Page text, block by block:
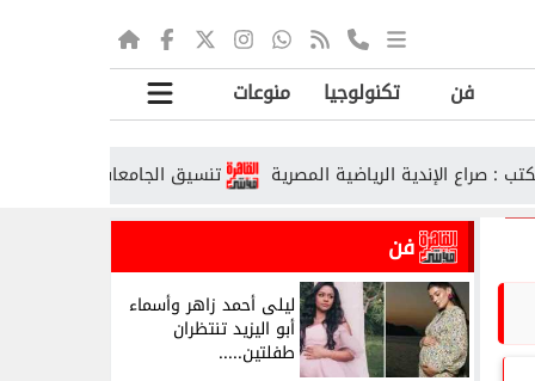
فن تكنولوجيا منوعات
تنسيق الجامعات الحكومية 2026.. رابط تسجيل الرغبات ومواعيد المراحل الرياضية المصرية
فن
ليلى أحمد زاهر وأسماء
أبو اليزيد تنتظران
طفلتين.....